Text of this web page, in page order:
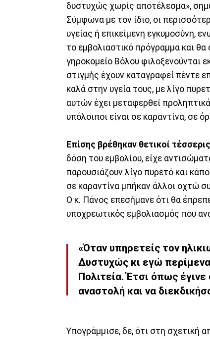
δυστυχώς χωρίς αποτέλεσμα»,
Σύμφωνα με τον ίδιο, οι
υγείας ή επικείμενη εγκυμοσύνη,
το εμβολιαστικό πρόγραμμα και
γηροκομείο Βόλου φιλοξενούνται
στιγμής έχουν καταγραφεί πέντε
καλά στην υγεία τους, με λίγο
αυτών έχει μεταφερθεί
υπόλοιποι είναι σε καραντίνα, σε
Επίσης βρέθηκαν θετικοί
δόση του εμβολίου, είχε
παρουσιάζουν λίγο πυρετό και
σε καραντίνα μπήκαν άλλοι οχτώ
Ο κ. Πάνος επεσήμανε ότι θα
υποχρεωτικός εμβολιασμός που
«Όταν υπηρετείς τον
Δυστυχώς κι εγώ περίμενα
Πολιτεία. Έτσι όπως
αναστολή και να
Υπογράμμισε, δε, ότι στη σχετική